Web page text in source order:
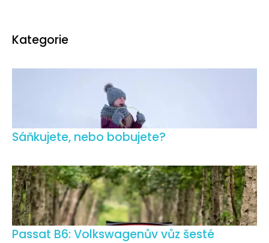
Kategorie
Sáňkujete, nebo bobujete?
Passat B6: Volkswagenův vůz šesté